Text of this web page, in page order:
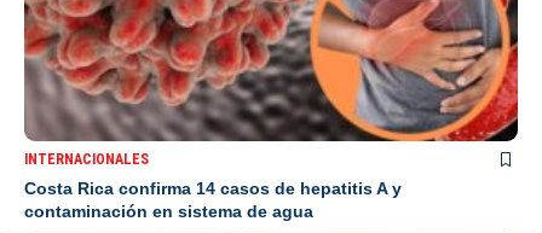
INTERNACIONALES
Costa Rica confirma 14 casos de hepatitis A y
contaminación en sistema de agua